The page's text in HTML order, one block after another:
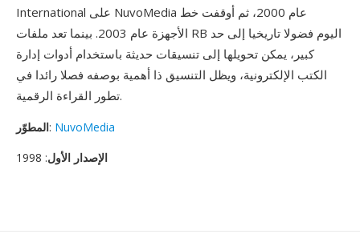
International على NuvoMedia عام 2000، ثم أوقفت خط
الأجهزة عام 2003. بينما تعد ملفات RB اليوم فضولا تاريخيا إلى حد
كبير، يمكن تحويلها إلى تنسيقات حديثة باستخدام أدوات إدارة
الكتب الإلكترونية، ويظل التنسيق ذا أهمية بوصفه فصلا رائدا في
تطور القراءة الرقمية.
المطوّر: NuvoMedia
الإصدار الأول: 1998